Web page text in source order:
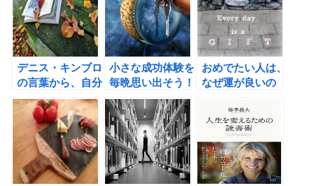
デニス・キンブロ
の言葉から、自分
の夢を再確認す
る！
小さな成功体験を
毎晩思い出そう！
おめでたい人は、
なぜ運が良いの